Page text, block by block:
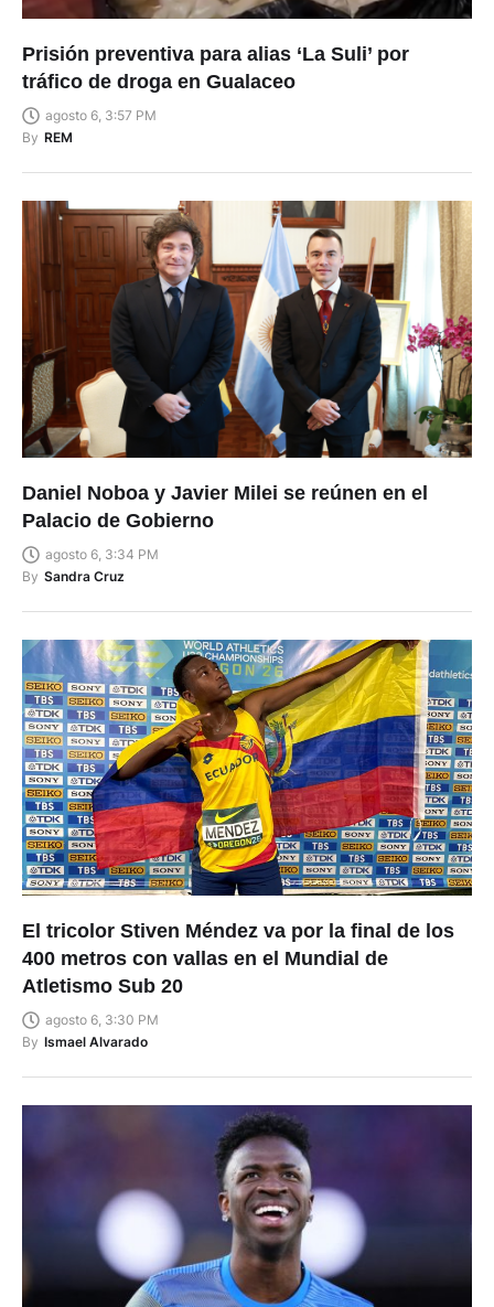
Prisión preventiva para alias ‘La Suli’ por
tráfico de droga en Gualaceo
agosto 6, 3:57 PM
By REM
Daniel Noboa y Javier Milei se reúnen en el
Palacio de Gobierno
agosto 6, 3:34 PM
By Sandra Cruz
El tricolor Stiven Méndez va por la final de los
400 metros con vallas en el Mundial de
Atletismo Sub 20
agosto 6, 3:30 PM
By Ismael Alvarado